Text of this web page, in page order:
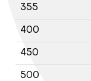
355
400
450
500